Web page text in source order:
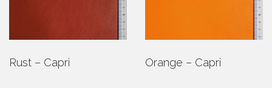
Rust – Capri Orange – Capri